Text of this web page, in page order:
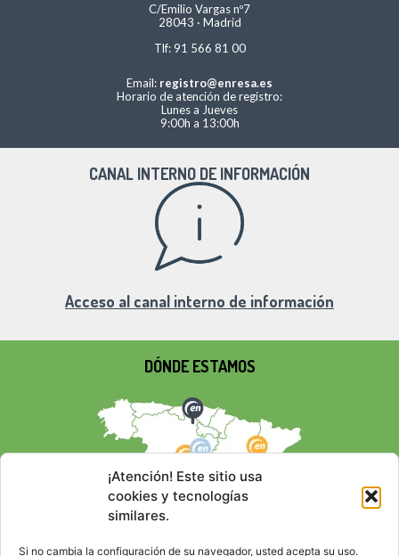
¡Atención! Este sitio usa
cookies y tecnologías
similares.
Si no cambia la configuración de su navegador, usted acepta su uso.
C/Emilio Vargas nº7
28043 · Madrid
Tlf: 91 566 81 00
Email: registro@enresa.es
Horario de atención de registro:
Lunes a Jueves
9:00h a 13:00h
CANAL INTERNO DE INFORMACIÓN
Acceso al canal interno de información
DÓNDE ESTAMOS